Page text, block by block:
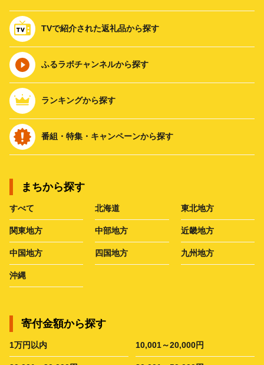
TVで紹介された返礼品から探す
ふるラボチャンネルから探す
ランキングから探す
番組・特集・キャンペーンから探す
まちから探す
すべて 北海道 東北地方
関東地方 中部地方 近畿地方
中国地方 四国地方 九州地方
沖縄
寄付金額から探す
1万円以内 10,001～20,000円